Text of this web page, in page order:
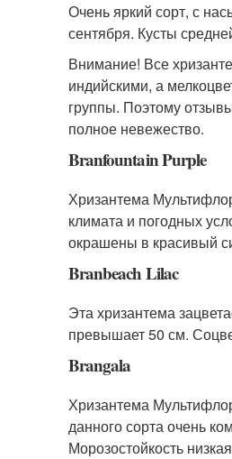
Очень яркий сорт, с
сентября. Кусты
Внимание! Все
индийскими, а
группы. Поэтому
полное невежество.
Branfountain Purple
Хризантема
климата и погодных
окрашены в красивый
Branbeach Lilac
Эта хризантема
превышает 50 см.
Brangala
Хризантема
данного сорта очень
Морозостойкость